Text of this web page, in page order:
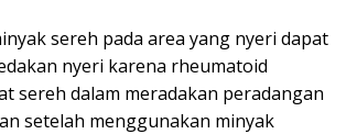
sereh pada area yang nyeri dapat
nyeri karena rheumatoid
sereh dalam meradakan peradangan
setelah menggunakan minyak